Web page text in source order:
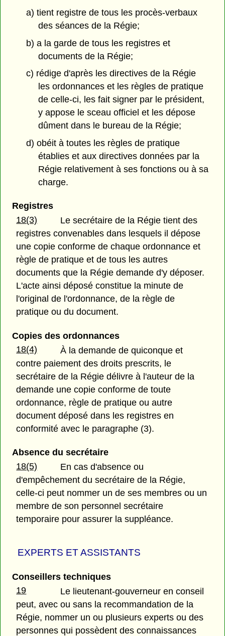
a) tient registre de tous les procès-verbaux
des séances de la Régie;
b) a la garde de tous les registres et
documents de la Régie;
c) rédige d'après les directives de la Régie
les ordonnances et les règles de pratique
de celle-ci, les fait signer par le président,
y appose le sceau officiel et les dépose
dûment dans le bureau de la Régie;
d) obéit à toutes les règles de pratique
établies et aux directives données par la
Régie relativement à ses fonctions ou à sa
charge.
Registres
18(3)
Le secrétaire de la Régie tient des
registres convenables dans lesquels il dépose
une copie conforme de chaque ordonnance et
règle de pratique et de tous les autres
documents que la Régie demande d'y déposer.
L'acte ainsi déposé constitue la minute de
l'original de l'ordonnance, de la règle de
pratique ou du document.
Copies des ordonnances
18(4)
À la demande de quiconque et
contre paiement des droits prescrits, le
secrétaire de la Régie délivre à l'auteur de la
demande une copie conforme de toute
ordonnance, règle de pratique ou autre
document déposé dans les registres en
conformité avec le paragraphe (3).
Absence du secrétaire
18(5)
En cas d'absence ou
d'empêchement du secrétaire de la Régie,
celle-ci peut nommer un de ses membres ou un
membre de son personnel secrétaire
temporaire pour assurer la suppléance.
EXPERTS ET ASSISTANTS
Conseillers techniques
19
Le lieutenant-gouverneur en conseil
peut, avec ou sans la recommandation de la
Régie, nommer un ou plusieurs experts ou des
personnes qui possèdent des connaissances